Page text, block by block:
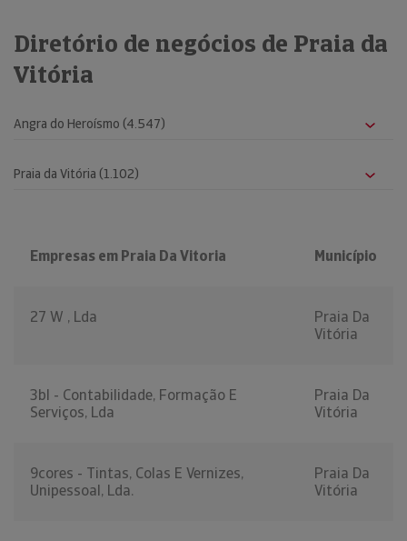
Diretório de negócios de Praia da
Vitória
Empresas em Praia Da Vitoria Município
27 W , Lda
Praia Da
Vitória
3bl - Contabilidade, Formação E
Serviços, Lda
Praia Da
Vitória
9cores - Tintas, Colas E Vernizes,
Unipessoal, Lda.
Praia Da
Vitória